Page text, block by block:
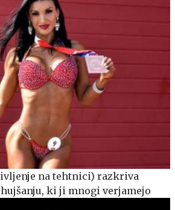
na tehtnici) razkriva
ki ji mnogi verjamejo